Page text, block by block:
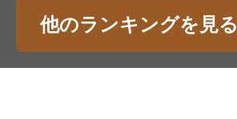
他のランキングを見る